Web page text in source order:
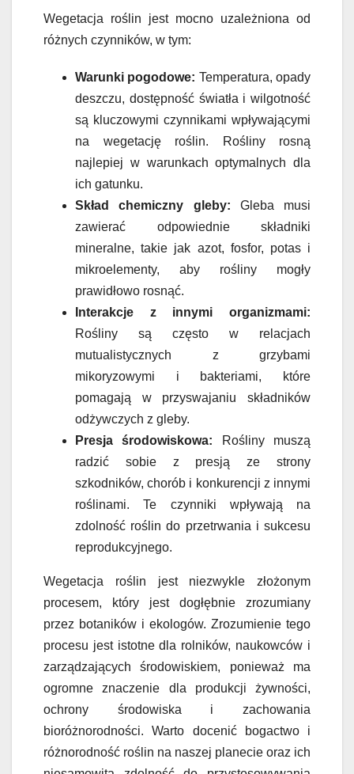
Wegetacja roślin jest mocno uzależniona od
różnych czynników, w tym:
Warunki pogodowe: Temperatura, opady
deszczu, dostępność światła i wilgotność
są kluczowymi czynnikami wpływającymi
na wegetację roślin. Rośliny rosną
najlepiej w warunkach optymalnych dla
ich gatunku.
Skład chemiczny gleby: Gleba musi
zawierać odpowiednie składniki
mineralne, takie jak azot, fosfor, potas i
mikroelementy, aby rośliny mogły
prawidłowo rosnąć.
Interakcje z innymi organizmami:
Rośliny są często w relacjach
mutualistycznych z grzybami
mikoryzowymi i bakteriami, które
pomagają w przyswajaniu składników
odżywczych z gleby.
Presja środowiskowa: Rośliny muszą
radzić sobie z presją ze strony
szkodników, chorób i konkurencji z innymi
roślinami. Te czynniki wpływają na
zdolność roślin do przetrwania i sukcesu
reprodukcyjnego.
Wegetacja roślin jest niezwykle złożonym
procesem, który jest dogłębnie zrozumiany
przez botaników i ekologów. Zrozumienie tego
procesu jest istotne dla rolników, naukowców i
zarządzających środowiskiem, ponieważ ma
ogromne znaczenie dla produkcji żywności,
ochrony środowiska i zachowania
bioróżnorodności. Warto docenić bogactwo i
różnorodność roślin na naszej planecie oraz ich